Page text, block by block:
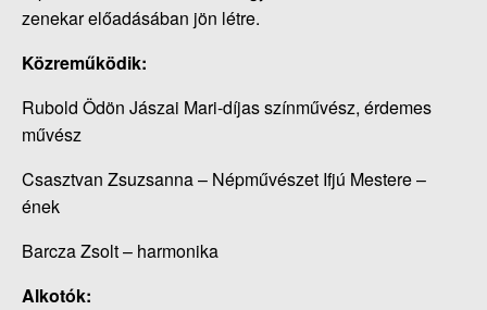
zenekar előadásában jön létre.
Közreműködik:
Rubold Ödön Jászai Mari-díjas színművész, érdemes
művész
Csasztvan Zsuzsanna – Népművészet Ifjú Mestere –
ének
Barcza Zsolt – harmonika
Alkotók: